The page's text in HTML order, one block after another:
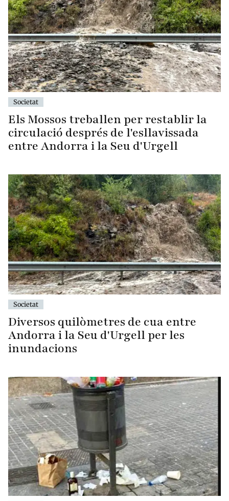
Societat
Els Mossos treballen per restablir la
circulació després de l'esllavissada
entre Andorra i la Seu d'Urgell
Societat
Diversos quilòmetres de cua entre
Andorra i la Seu d'Urgell per les
inundacions